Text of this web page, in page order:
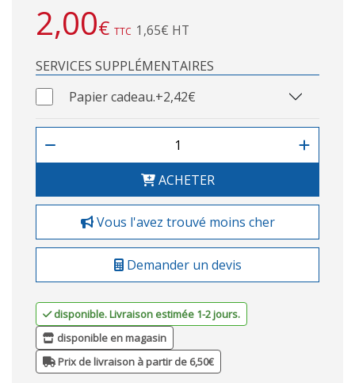
2,00€ TTC 1,65€ HT
SERVICES SUPPLÉMENTAIRES
Papier cadeau.+2,42€
ACHETER
Vous l'avez trouvé moins cher
Demander un devis
disponible. Livraison estimée 1-2 jours.
disponible en magasin
Prix de livraison à partir de 6,50€